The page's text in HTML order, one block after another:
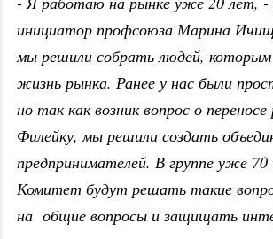
инициатор профсоюза Марина
мы решили собрать людей, которым
жизнь рынка. Ранее у нас были
но так как возник вопрос о
Филейку, мы решили создать
предпринимателей. В группе уже 70
Комитет будут решать такие
на общие вопросы и защищать